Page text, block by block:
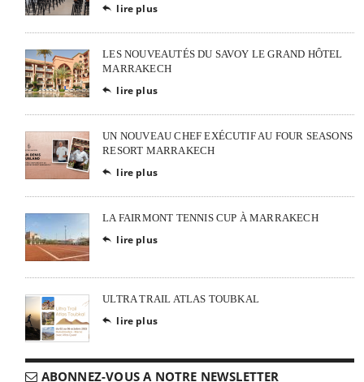
 lire plus
LES NOUVEAUTÉS DU SAVOY LE GRAND HÔTEL
MARRAKECH
 lire plus
UN NOUVEAU CHEF EXÉCUTIF AU FOUR SEASONS
RESORT MARRAKECH
 lire plus
LA FAIRMONT TENNIS CUP À MARRAKECH
 lire plus
ULTRA TRAIL ATLAS TOUBKAL
 lire plus
ABONNEZ-VOUS A NOTRE NEWSLETTER